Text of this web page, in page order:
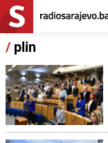
/ plin